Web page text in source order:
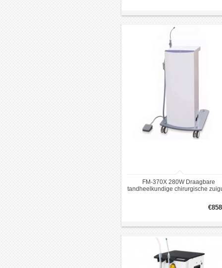
FM-370X 280W Draagbare
tandheelkundige chirurgische